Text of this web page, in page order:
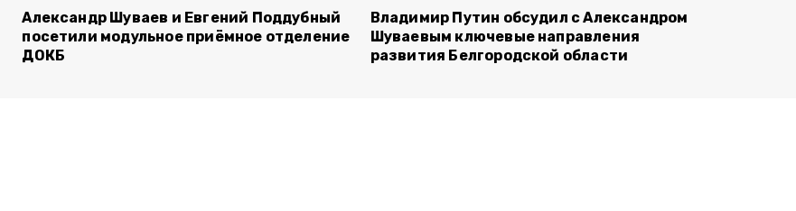
Александр Шуваев и Евгений Поддубный
посетили модульное приёмное отделение
ДОКБ
Владимир Путин обсудил с Александром
Шуваевым ключевые направления
развития Белгородской области